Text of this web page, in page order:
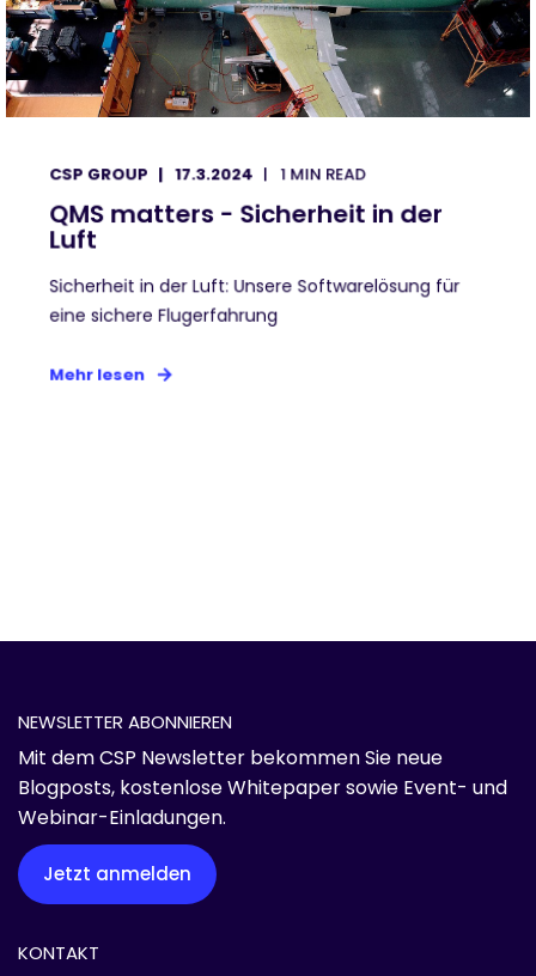
CSP GROUP 17.3.2024 1 MIN READ
QMS matters - Sicherheit in der
Luft
Sicherheit in der Luft: Unsere Softwarelösung für
eine sichere Flugerfahrung
Mehr lesen
NEWSLETTER ABONNIEREN
Mit dem CSP Newsletter bekommen Sie neue
Blogposts, kostenlose Whitepaper sowie Event- und
Webinar-Einladungen.
Jetzt anmelden
KONTAKT